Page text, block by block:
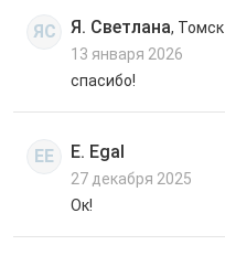
ЯС Я. Светлана, Томск
13 января 2026
спасибо!
EE E. Egal
27 декабря 2025
Ок!